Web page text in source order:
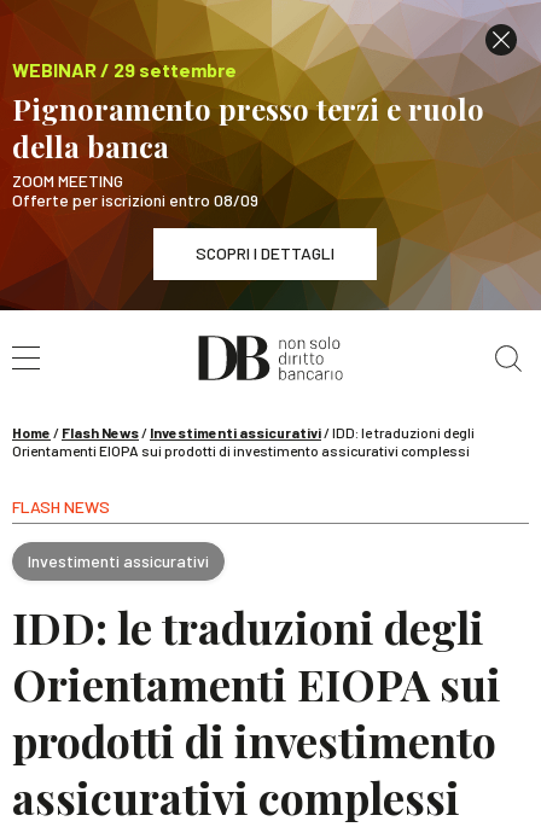
WEBINAR / 29 settembre
Pignoramento presso terzi e ruolo
della banca
ZOOM MEETING
Offerte per iscrizioni entro 08/09
SCOPRI I DETTAGLI
WEBINAR / 29 settembre
Pignoramento presso terzi e ruolo della banca
Home / Flash News/ Investimenti assicurativi/IDD: le traduzioni degli
Orientamenti EIOPA sui prodotti di investimento assicurativi complessi
FLASH NEWS
Investimenti assicurativi
IDD: le traduzioni degli
Orientamenti EIOPA sui
prodotti di investimento
assicurativi complessi